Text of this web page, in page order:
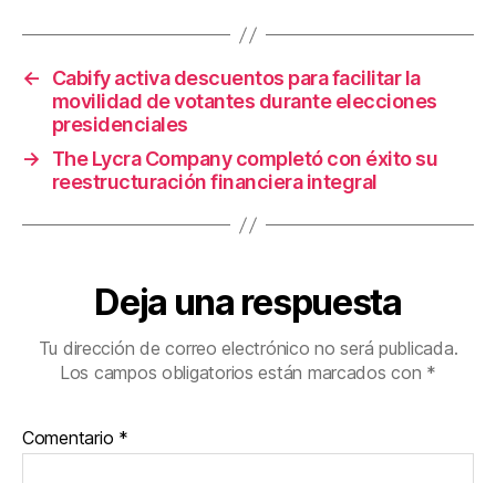
k
←
Cabify activa descuentos para facilitar la
movilidad de votantes durante elecciones
presidenciales
→
The Lycra Company completó con éxito su
reestructuración financiera integral
Deja una respuesta
Tu dirección de correo electrónico no será publicada.
Los campos obligatorios están marcados con *
Comentario *